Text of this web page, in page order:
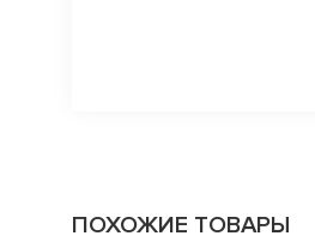
ПОХОЖИЕ ТОВАРЫ